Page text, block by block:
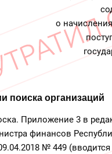
о
поиска организаций
Приложение 3 в
финансов
№ 449